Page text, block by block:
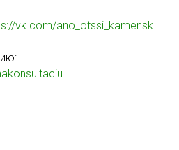
vk.com/ano_otssi_kamensk